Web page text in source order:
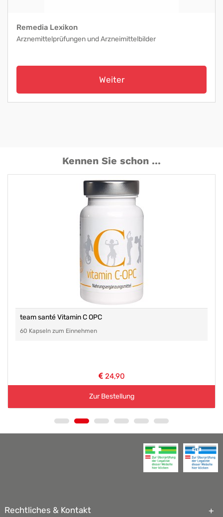
Remedia Lexikon
Arznemittelprüfungen und Arzneimittelbilder
Weiter
Kennen Sie schon ...
team santé Vitamin C OPC
60 Kapseln zum Einnehmen
24,90
Zur Bestellung
Rechtliches & Kontakt